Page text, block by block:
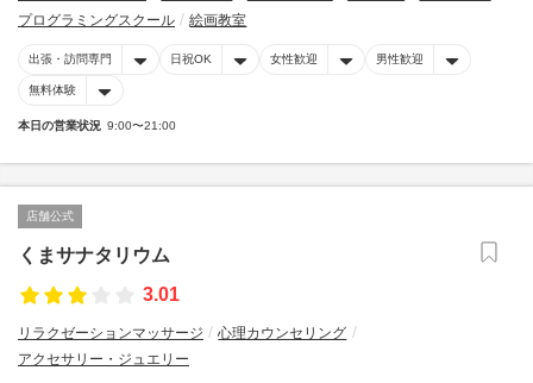
プログラミングスクール
絵画教室
出張・訪問専門 日祝OK 女性歓迎 男性歓迎
無料体験
本日の営業状況 9:00〜21:00
店舗公式
くまサナタリウム
3.01
リラクゼーションマッサージ
心理カウンセリング
アクセサリー・ジュエリー